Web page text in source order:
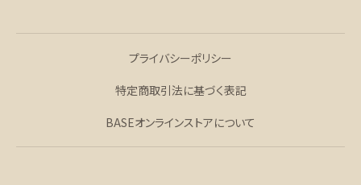
プライバシーポリシー
特定商取引法に基づく表記
BASEオンラインストアについて